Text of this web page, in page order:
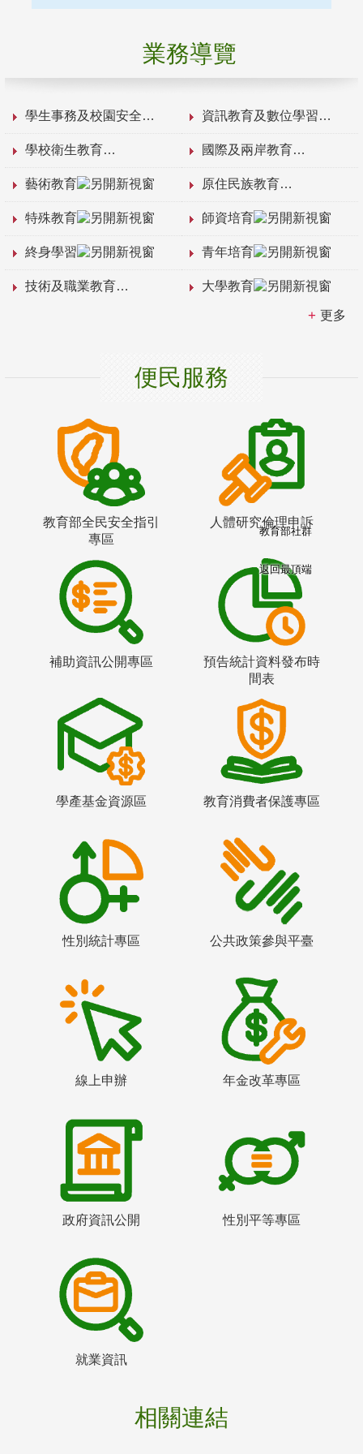
業務導覽
學生事務及校園安全 資訊教育及數位學習
學校衛生教育 國際及兩岸教育
藝術教育 原住民族教育
特殊教育 師資培育
終身學習 青年培育
技術及職業教育 大學教育
更多
便民服務
教育部全民安全指引
專區
人體研究倫理申訴
補助資訊公開專區
預告統計資料發布時
間表
學產基金資源區 教育消費者保護專區
性別統計專區 公共政策參與平臺
線上申辦 年金改革專區
政府資訊公開 性別平等專區
就業資訊
相關連結
教育部社群
返回最頂端